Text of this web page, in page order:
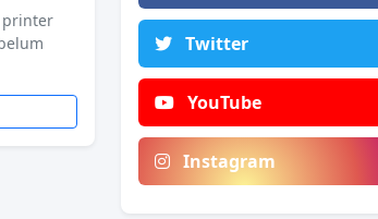
printer
Twitter
YouTube
Instagram